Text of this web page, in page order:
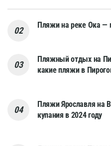
Пляжи на реке Ока —
Пляжный отдых на
какие пляжи в
Пляжи Ярославля на
купания в 2024 году